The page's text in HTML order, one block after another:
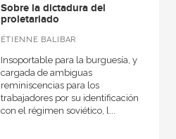
Sobre la dictadura del
proletariado
ÉTIENNE BALIBAR
Insoportable para la burguesía, y
cargada de ambiguas
reminiscencias para los
trabajadores por su identificación
con el régimen soviético, l...